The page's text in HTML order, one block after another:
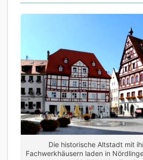
Die historische Altstadt mit
Fachwerkhäusern laden in